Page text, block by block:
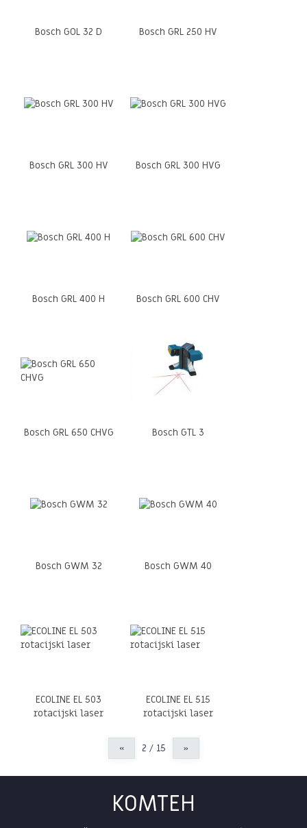
Bosch GOL 32 D Bosch GRL 250 HV
Bosch GRL 300 HV Bosch GRL 300 HVG
Bosch GRL 400 H Bosch GRL 600 CHV
Bosch GRL 650 CHVG Bosch GTL 3
Bosch GWM 32 Bosch GWM 40
ECOLINE EL 503
rotacijski laser
ECOLINE EL 515
rotacijski laser
« 2 / 15 »
KOMTEH